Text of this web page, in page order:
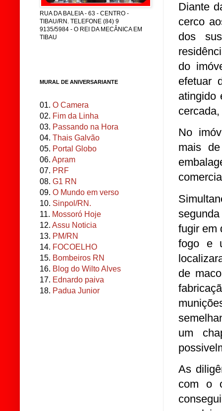
Diante
cerco
dos
do
efetuar
atingido
No
mais
fugir em
fogo e
de
um
As
com o
RUA DA BALEIA - 63 - CENTRO -
TIBAU/RN. TELEFONE (84) 9
9135/5984 - O REI DA MECÂNICA EM
TIBAU
MURAL DE ANIVERSARIANTE
01. O Camera
02. Fim da Linha
03. Passando na Hora
04. Thais Galvão
05. Portal Globo
06. Apram
07. PRF
08. G1 RN
09. O Mundo em verso
10. Sinpol/RN.
11. Mossoró Hoje
12. Assu Noticia
13. PM/RN
14. FOCOELHO
15. Bombeiros RN
16. Blog do Wilto Alves
17. Ednardo paiva
18. Padua Junior